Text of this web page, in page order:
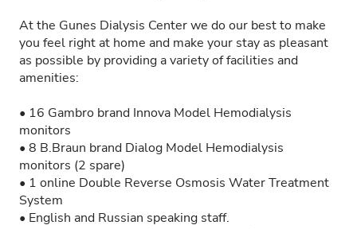
At the Gunes Dialysis Center we do our best to make
you feel right at home and make your stay as pleasant
as possible by providing a variety of facilities and
amenities:
• 16 Gambro brand Innova Model Hemodialysis
monitors
• 8 B.Braun brand Dialog Model Hemodialysis
monitors (2 spare)
• 1 online Double Reverse Osmosis Water Treatment
System
• English and Russian speaking staff.